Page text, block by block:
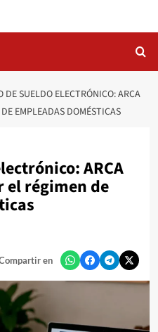
DE SUELDO ELECTRÓNICO: ARCA
EMPLEADAS DOMÉSTICAS
ARCA
régimen de
en